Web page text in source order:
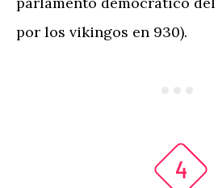
por los vikingos en 930).